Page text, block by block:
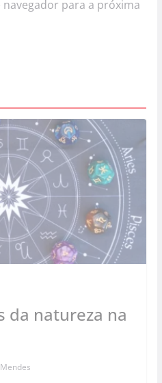
para a próxima
da natureza na